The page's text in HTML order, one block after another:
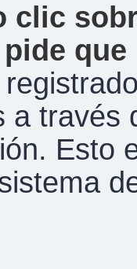
clic
pide
a través
Esto